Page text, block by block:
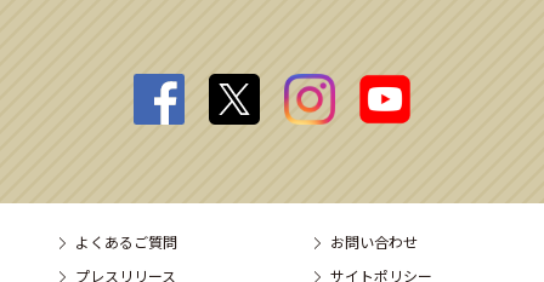
よくあるご質問
お問い合わせ
プレスリリース
サイトポリシー